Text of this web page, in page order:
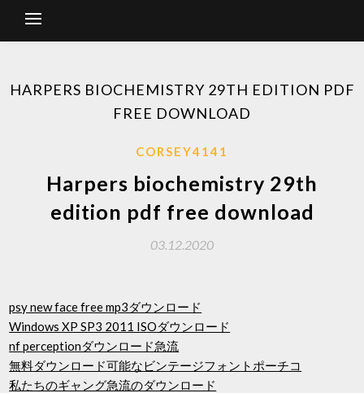
HARPERS BIOCHEMISTRY 29TH EDITION PDF
FREE DOWNLOAD
CORSEY4141
Harpers biochemistry 29th
edition pdf free download
03.12.2020
psy new face free mp3ダウンロード
Windows XP SP3 2011 ISOダウンロード
nf perceptionダウンロード急流
無料ダウンロード可能なビンテージフォントポーチコ
私たちのギャング急流のダウンロード